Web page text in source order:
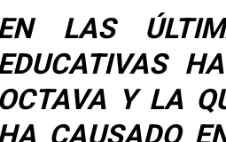
LAS
OCTAVA Y LA
CAUSADO